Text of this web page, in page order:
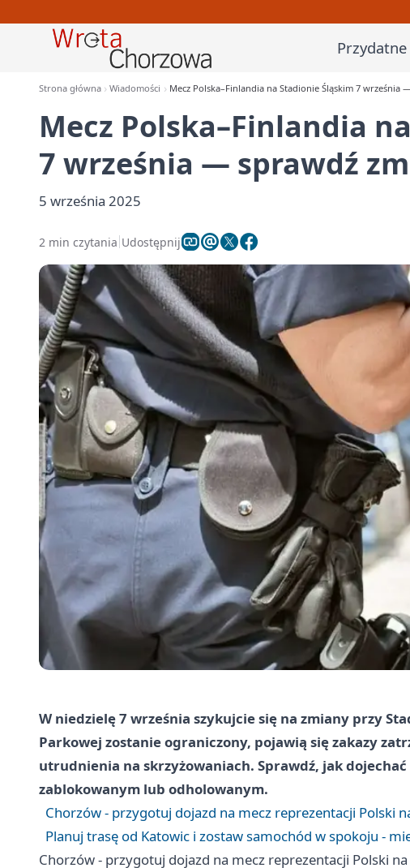
Przydatne
Strona główna Wiadomości Mecz Polska–Finlandia na Stadionie Śląskim 7 września
Mecz Polska–Finlandia
7 września — sprawdź
5 września 2025
2 min czytania Udostępnij
W niedzielę 7 września szykujcie się na zmiany przy
Parkowej zostanie ograniczony, pojawią się zakazy
utrudnienia na skrzyżowaniach. Sprawdź, jak
zablokowanym lub odholowanym.
Chorzów - przygotuj dojazd na mecz reprezentacji Polski
Planuj trasę od Katowic i zostaw samochód w spokoju -
Chorzów - przygotuj dojazd na mecz reprezentacji Polski